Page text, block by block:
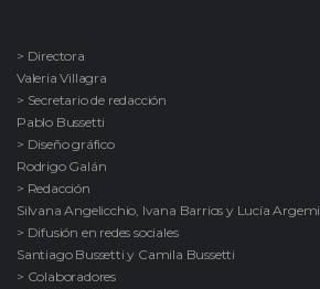
> Directora
Valeria Villagra
> Secretario de redacción
Pablo Bussetti
> Diseño gráfico
Rodrigo Galán
> Redacción
Silvana Angelicchio, Ivana Barrios y Lucía Argemi
> Difusión en redes sociales
Santiago Bussetti y Camila Bussetti
> Colaboradores